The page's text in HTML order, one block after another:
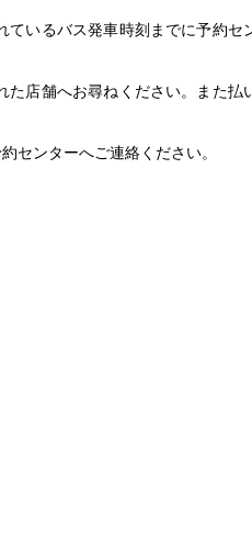
いるバス発車時刻までに予約セ
た店舗へお尋ねください。また払
センターへご連絡ください。